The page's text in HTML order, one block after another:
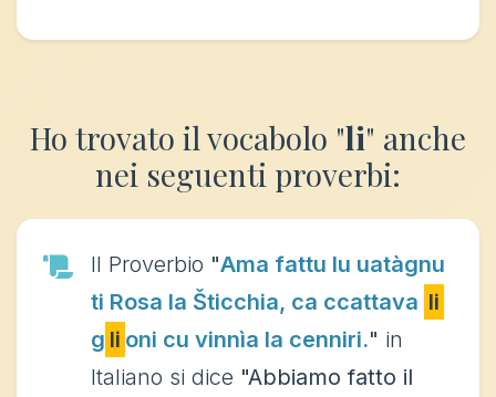
Ho trovato il vocabolo "li" anche
nei seguenti proverbi:
Il Proverbio "Ama fattu lu uatàgnu
ti Rosa la Šticchia, ca ccattava li
g li oni cu vinnìa la cenniri." in
Italiano si dice "Abbiamo fatto il